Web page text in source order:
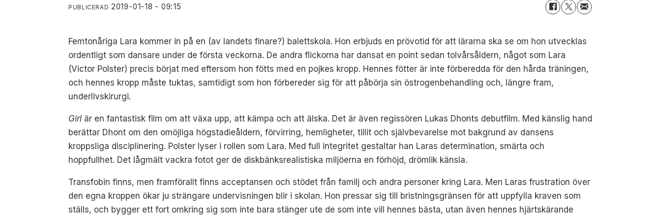
PUBLICERAD 2019-01-18 - 09:15
Femtonåriga Lara kommer in på en (av landets finare?) balettskola. Hon erbjuds en prövotid för att lärarna ska se om hon utvecklas
ordentligt som dansare under de första veckorna. De andra flickorna har dansat en point sedan tolvårsåldern, något som Lara
(Victor Polster) precis börjat med eftersom hon fötts med en pojkes kropp. Hennes fötter är inte förberedda för den hårda träningen,
och hennes kropp måste tuktas, samtidigt som hon förbereder sig för att påbörja sin östrogenbehandling och, längre fram,
underlivskirurgi.
Girl är en fantastisk film om att växa upp, att kämpa och att älska. Det är även regissören Lukas Dhonts debutfilm. Med känslig hand
berättar Dhont om den omöjliga högstadieåldern, förvirring, hemligheter, tillit och självbevarelse mot bakgrund av dansens
kroppsliga disciplinering. Polster lyser i rollen som Lara. Med full integritet gestaltar han Laras determination, smärta och
hoppfullhet. Det lågmält vackra fotot ger de diskbänksrealistiska miljöerna en förhöjd, drömlik känsla.
Transfobin finns, men framförallt finns acceptansen och stödet från familj och andra personer kring Lara. Men Laras frustration över
den egna kroppen ökar ju strängare undervisningen blir i skolan. Hon pressar sig till bristningsgränsen för att uppfylla kraven som
ställs, och bygger ett fort omkring sig som inte bara stänger ute de som inte vill hennes bästa, utan även hennes hjärtskärande